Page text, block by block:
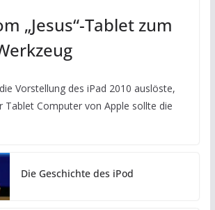
„Jesus“-Tablet zum
Vorstellung des iPad 2010 auslöste,
Tablet Computer von Apple sollte die
Die Geschichte des iPod